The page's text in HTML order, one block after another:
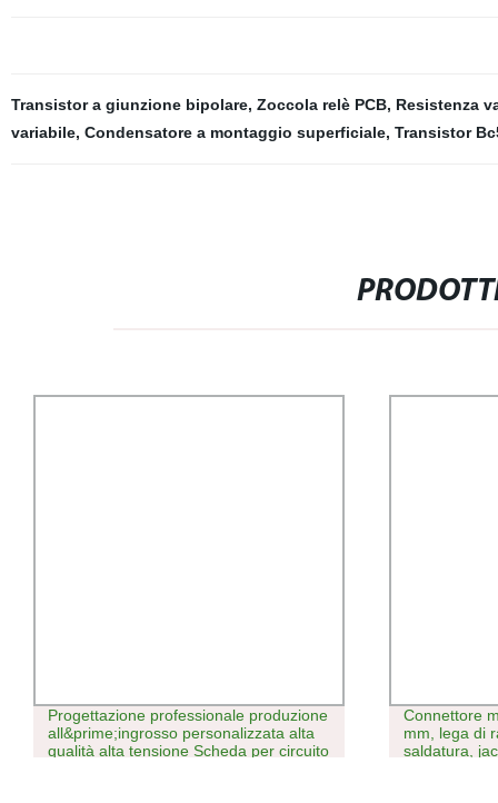
Transistor a giunzione bipolare, Zoccola relè PCB, Resistenza
variabile, Condensatore a montaggio superficiale, Transistor
Progettazione professionale produzione
all&prime;ingrosso personalizzata alta
qualità alta tensione Scheda per circuito
Connettore
mm, lega di
saldatura,